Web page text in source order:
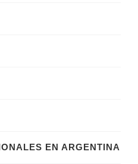
EN ARGENTINA